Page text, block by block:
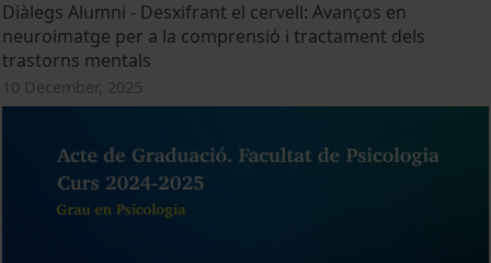
Diàlegs Alumni - Desxifrant el cervell: Avanços en
neuroimatge per a la comprensió i tractament dels
trastorns mentals
10 December, 2025